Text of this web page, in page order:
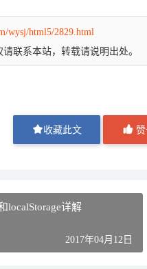
wysj/html5/2829.html
联系本站，转载请说明出处。
收藏此文 赞
localStorage详解
2017年04月12日